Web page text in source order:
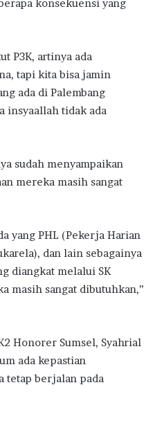
konsekuensi yang
P3K, artinya ada
tapi kita bisa jamin
ada di Palembang
insyaallah tidak ada
sudah menyampaikan
mereka masih sangat
yang PHL (Pekerja Harian
dan lain sebagainya
diangkat melalui SK
masih sangat dibutuhkan,”
Honorer Sumsel, Syahrial
ada kepastian
tetap berjalan pada